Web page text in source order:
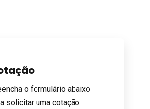
o formulário abaixo
solicitar uma cotação.